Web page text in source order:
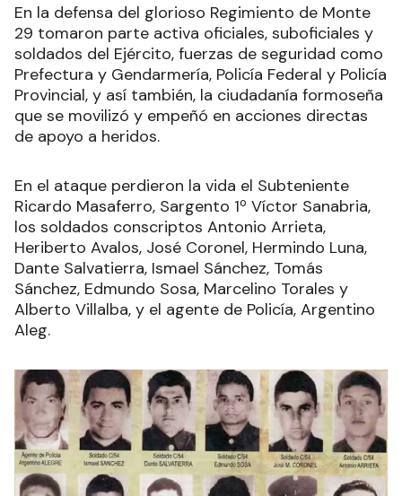
En la defensa del glorioso Regimiento de Monte
29 tomaron parte activa oficiales, suboficiales y
soldados del Ejército, fuerzas de seguridad como
Prefectura y Gendarmería, Policía Federal y Policía
Provincial, y así también, la ciudadanía formoseña
que se movilizó y empeñó en acciones directas
de apoyo a heridos.
En el ataque perdieron la vida el Subteniente
Ricardo Masaferro, Sargento 1º Víctor Sanabria,
los soldados conscriptos Antonio Arrieta,
Heriberto Avalos, José Coronel, Hermindo Luna,
Dante Salvatierra, Ismael Sánchez, Tomás
Sánchez, Edmundo Sosa, Marcelino Torales y
Alberto Villalba, y el agente de Policía, Argentino
Aleg.